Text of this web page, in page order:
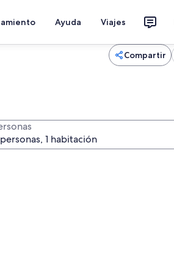
Ayuda Viajes
Compartir